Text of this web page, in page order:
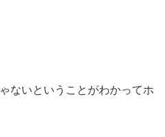
ないということがわかってホ